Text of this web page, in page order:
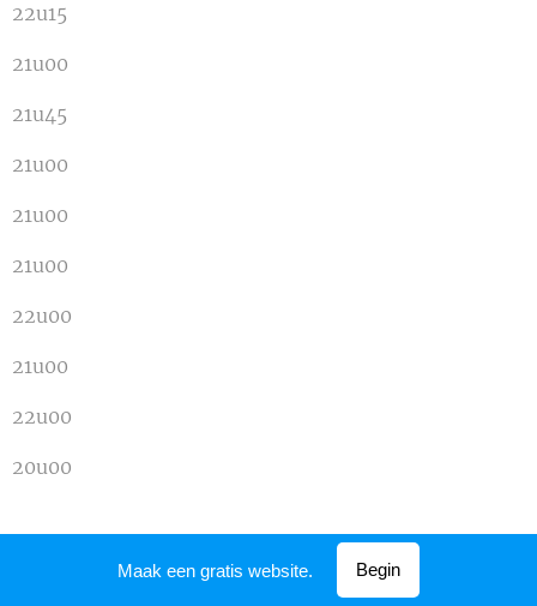
22u15
21u00
21u45
21u00
21u00
21u00
22u00
21u00
22u00
20u00
Maak een gratis website. Begin